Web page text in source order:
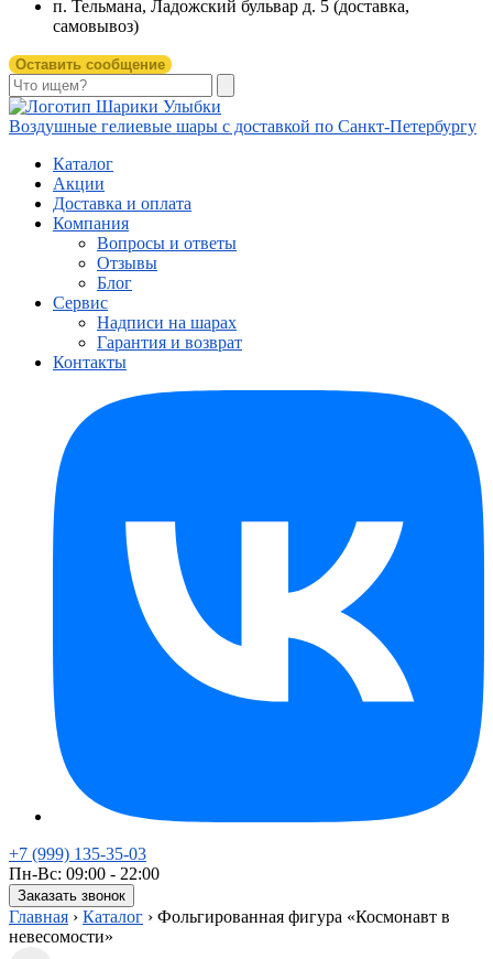
п. Тельмана, Ладожский бульвар д. 5 (доставка,
самовывоз)
Оставить сообщение
Воздушные гелиевые шары с доставкой по Санкт-Петербургу
Каталог
Акции
Доставка и оплата
Компания
Вопросы и ответы
Отзывы
Блог
Сервис
Надписи на шарах
Гарантия и возврат
Контакты
+7 (999) 135-35-03
Пн-Вс: 09:00 - 22:00
Заказать звонок
Главная › Каталог › Фольгированная фигура «Космонавт в
невесомости»